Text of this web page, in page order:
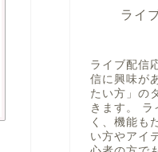
ライ
ライブ配信
信に興味が
たい方」の
きます。 ラ
く、機能も
い方やアイ